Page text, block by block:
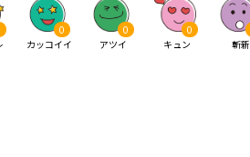
0
カッコイイ
0
アツイ
0
キュン
斬新